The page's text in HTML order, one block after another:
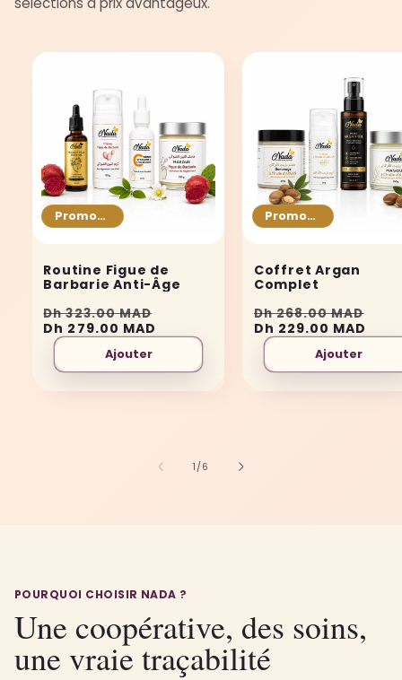
Promotion
Routine Figue de
Barbarie Anti-Âge
Prix
habituel
Dh 323.00 MAD
promotionnel
Dh 279.00 MAD
Ajouter
Promotion
Coffret Argan
Complet
Prix
habituel
Dh 268.00 MAD
Dh 229.00 MAD
Ajouter
1 /de
6
POURQUOI CHOISIR NADA ?
Une coopérative, des soins,
une vraie traçabilité